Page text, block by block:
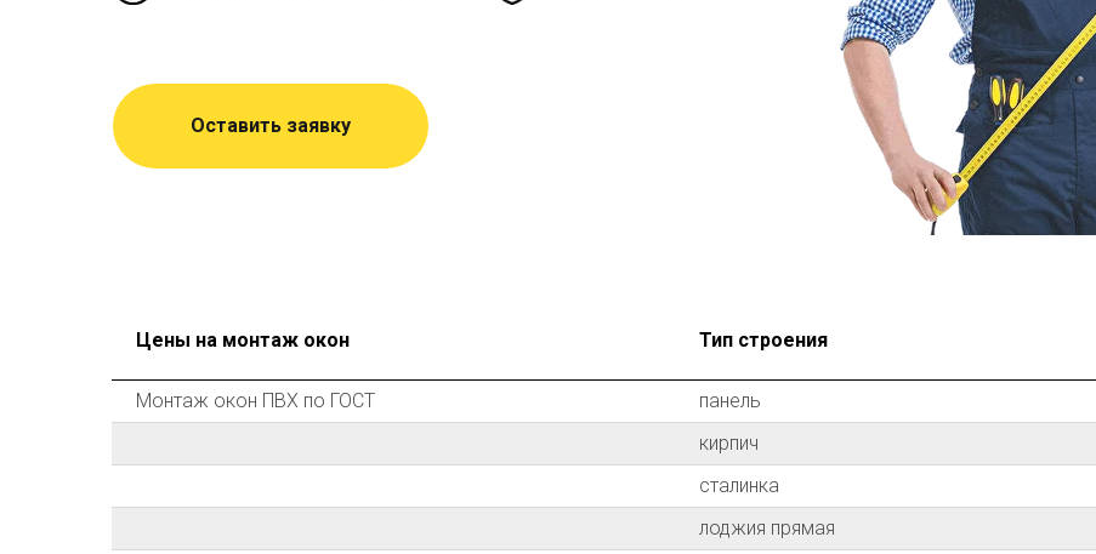
Оставить заявку
Цены на монтаж окон Тип строения
Монтаж окон ПВХ по ГОСТ панель
кирпич
сталинка
лоджия прямая